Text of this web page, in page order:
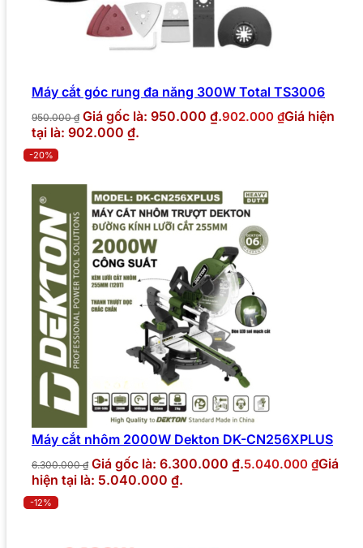
Máy cắt góc rung đa năng 300W Total TS3006
950.000₫ Giá gốc là: 950.000 ₫.902.000 ₫Giá hiện
tại là: 902.000 ₫.
-20%
Máy cắt nhôm 2000W Dekton DK-CN256XPLUS
6.300.000₫ Giá gốc là: 6.300.000 ₫.5.040.000 ₫Giá
hiện tại là: 5.040.000 ₫.
-12%